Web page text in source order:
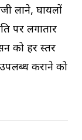
लाने, घायलों
पर लगातार
को हर स्तर
कराने को